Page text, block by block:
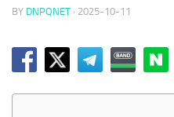
BY DNPQNET · 2025-10-11